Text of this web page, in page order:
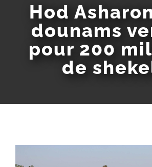
Hod
dounams
pour 200
de
l'image